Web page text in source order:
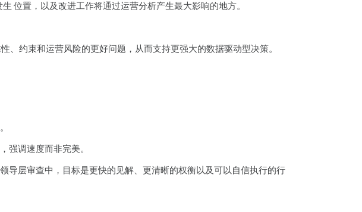
位置，以及改进工作将通过运营分析产生最大影响的地方。
约束和运营风险的更好问题，从而支持更强大的数据驱动型决策。
强调速度而非完美。
导层审查中，目标是更快的见解、更清晰的权衡以及可以自信执行的行